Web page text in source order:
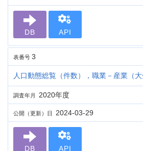
DB API
表番号 3
人口動態総覧（件数），職業－産業（
調査年月 2020年度
公開（更新）日 2024-03-29
DB API